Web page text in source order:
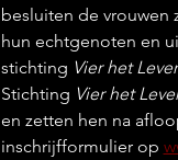
besluiten de vrouwen
hun echtgenoten en
stichting Vier het
Stichting Vier het
en zetten hen na
inschrijfformulier op